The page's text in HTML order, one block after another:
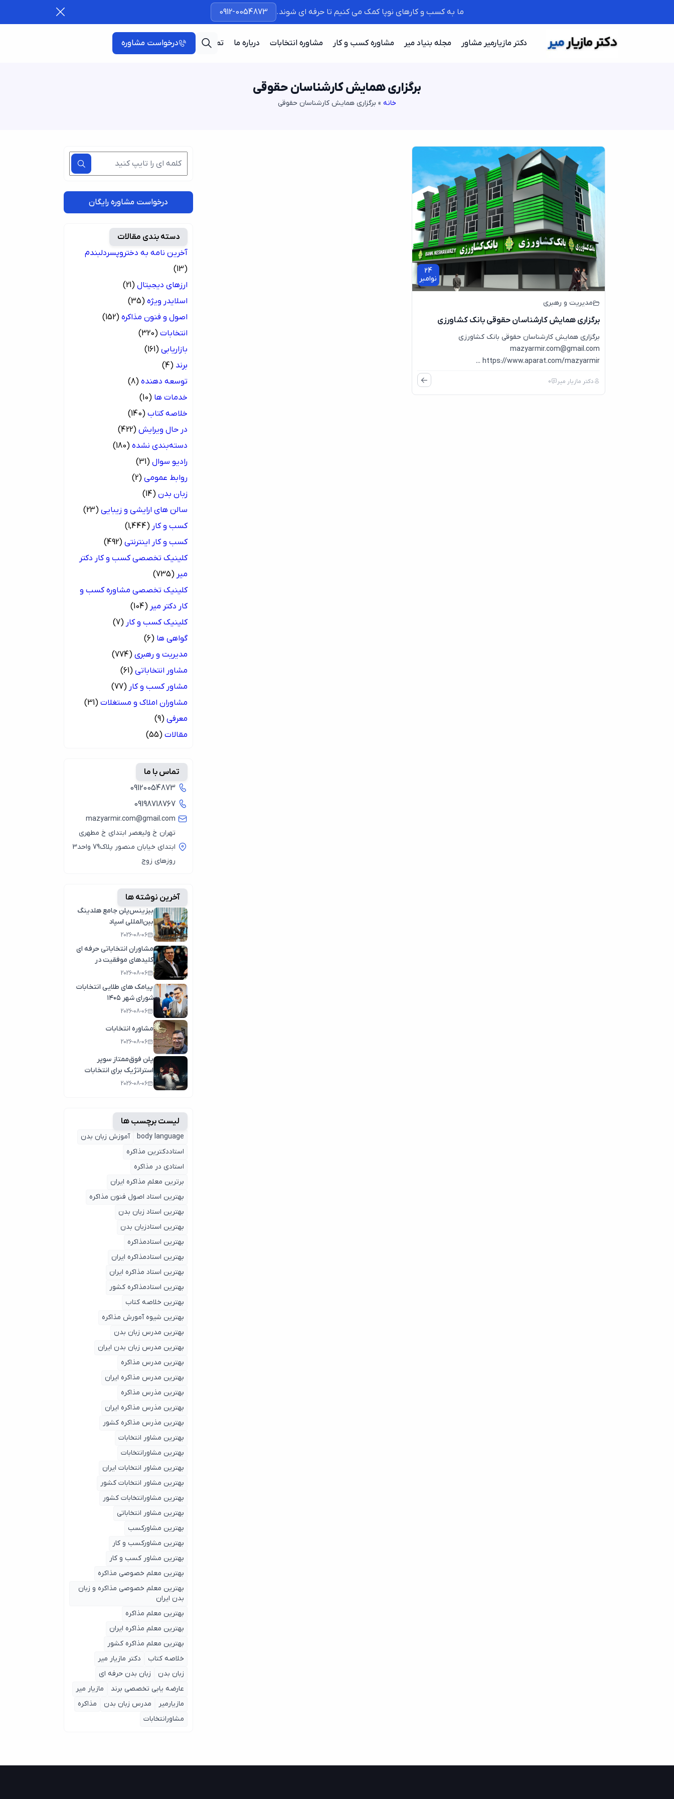
ما به کسب و کارهای نوپا کمک می کنیم تا حرفه ای شوند. 0912-0054873
دکتر مازیارمیر مشاور مجله بنیاد میر مشاوره کسب و کار مشاوره انتخابات درباره ما تماس با ما درخواست مشاوره
برگزاری همایش کارشناسان حقوقی
خانه » برگزاری همایش کارشناسان حقوقی
24
نوامبر
مدیریت و رهبری
برگزاری همایش کارشناسان حقوقی بانک کشاورزی
برگزاری همایش کارشناسان حقوقی بانک کشاورزی
mazyarmir.com@gmail.com
https://www.aparat.com/mazyarmir ...
دکتر مازیار میر 0
درخواست مشاوره رایگان
دسته بندی مقالات
آخرین نامه به دختروپسردلبندم
(13)
ارزهای دیجیتال (21)
اسلایدر ویژه (35)
اصول و فنون مذاکره (152)
انتخابات (320)
بازاریابی (161)
برند (4)
توسعه دهنده (8)
خدمات ها (10)
خلاصه کتاب (140)
در حال ویرایش (422)
دسته‌بندی نشده (180)
رادیو سوال (31)
روابط عمومی (2)
زبان بدن (14)
سالن های ارایشی و زیبایی (23)
کسب و کار (1,444)
کسب و کار اینترنتی (492)
کلینیک تخصصی کسب و کار دکتر
میر (735)
کلینیک تخصصی مشاوره کسب و
کار دکتر میر (104)
کلینیک کسب و کار (7)
گواهی ها (6)
مدیریت و رهبری (774)
مشاور انتخاباتی (61)
مشاور کسب و کار (77)
مشاوران املاک و مستغلات (31)
معرفی (9)
مقالات (55)
تماس با ما
09120054873
09198718767
mazyarmir.com@gmail.com
تهران خ ولیعصر ابتدای خ مطهری
ابتدای خیابان منصور پلاک79 واحد3
روزهای زوج
آخرین نوشته ها
بیزینس‌پلن جامع هلدینگ
بین‌المللی اسپاد
2026-08-06
مشاوران انتخاباتی حرفه ای
کلیدهای موفقیت در
انتخابات سال1404
2026-08-06
پیامک های طلایی انتخابات
شورای شهر ۱۴۰۵
2026-08-06
مشاوره انتخابات
2026-08-06
پلن فوق‌ممتاز سوپر
استراتژیک برای انتخابات
2026-08-06
لیست برچسب ها
body language
آموزش زبان بدن
استاددکترین مذاکره
استادی در مذاکره
برترین معلم مذاکره ایران
بهترین استاد اصول ‌فنون مذاکره
بهترین استاد زبان بدن
بهترین استادزبان بدن
بهترین استادمذاکره
بهترین استادمذاکره ایران
بهترین استاد مذاکره ایران
بهترین استادمذاکره کشور
بهترین خلاصه کتاب
بهترین شیوه آمورش مذاکره
بهترین مدرس زبان بدن
بهترین مدرس زبان بدن ایران
بهترین مدرس مذاکره
بهترین مدرس مذاکره ایران
بهترین مذرس مذاکره
بهترین مذرس مذاکره ایران
بهترین مذرس مذاکره کشور
بهترین مشاور انتخابات
بهترین مشاورانتخابات
بهترین مشاور انتخابات ایران
بهترین مشاور انتخابات کشور
بهترین مشاورانتخابات کشور
بهترین مشاور انتخاباتی
بهترین مشاورکسب
بهترین مشاورکسب و کار
بهترین مشاور کسب و کار
بهترین معلم خصوصی مذاکره
بهترین معلم خصوصی مذاکره و زبان
بدن ایران
بهترین معلم مذاکره
بهترین معلم مذاکره ایران
بهترین معلم مذاکره کشور
خلاصه کتاب
دکتر مازیار میر
زبان بدن
زبان بدن حرفه ای
عارضه یابی تخصصی برند
مازیار میر
مازیارمیر
مدرس زبان بدن
مذاکره
مشاورانتخابات